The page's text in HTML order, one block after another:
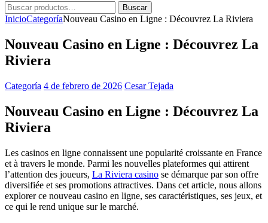
Buscar
por:
Buscar
InicioCategoríaNouveau Casino en Ligne : Découvrez La Riviera
Nouveau Casino en Ligne : Découvrez La
Riviera
Categoría 4 de febrero de 2026 Cesar Tejada
Nouveau Casino en Ligne : Découvrez La
Riviera
Les casinos en ligne connaissent une popularité croissante en France
et à travers le monde. Parmi les nouvelles plateformes qui attirent
l’attention des joueurs, La Riviera casino se démarque par son offre
diversifiée et ses promotions attractives. Dans cet article, nous allons
explorer ce nouveau casino en ligne, ses caractéristiques, ses jeux, et
ce qui le rend unique sur le marché.